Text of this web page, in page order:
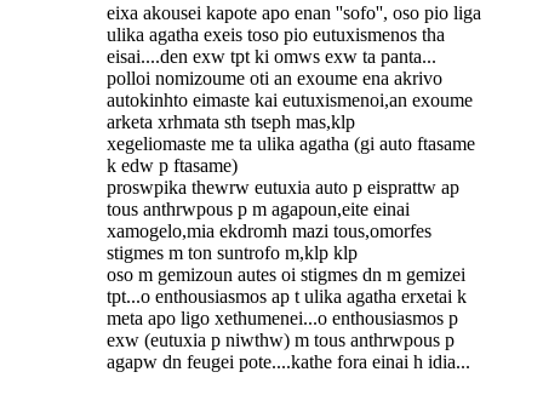
eixa akousei kapote apo enan ''sofo'', oso pio liga
ulika agatha exeis toso pio eutuxismenos tha
eisai....den exw tpt ki omws exw ta panta...
polloi nomizoume oti an exoume ena akrivo
autokinhto eimaste kai eutuxismenoi,an exoume
arketa xrhmata sth tseph mas,klp
xegeliomaste me ta ulika agatha (gi auto ftasame
k edw p ftasame)
proswpika thewrw eutuxia auto p eisprattw ap
tous anthrwpous p m agapoun,eite einai
xamogelo,mia ekdromh mazi tous,omorfes
stigmes m ton suntrofo m,klp klp
oso m gemizoun autes oi stigmes dn m gemizei
tpt...o enthousiasmos ap t ulika agatha erxetai k
meta apo ligo xethumenei...o enthousiasmos p
exw (eutuxia p niwthw) m tous anthrwpous p
agapw dn feugei pote....kathe fora einai h idia...